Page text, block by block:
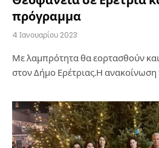
πρόγραμμα
4 Ιανουαρίου 2023
Με λαμπρότητα θα εορτασθούν
στον Δήμο Ερέτριας.Η ανακοίνωση